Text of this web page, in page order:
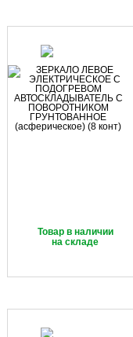
Товар в наличии
на складе